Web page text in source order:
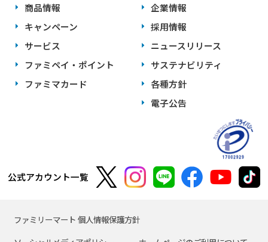
商品情報
キャンペーン
サービス
ファミペイ・ポイント
ファミマカード
企業情報
採用情報
ニュースリリース
サステナビリティ
各種方針
電子公告
公式アカウント一覧
ファミリーマート 個人情報保護方針